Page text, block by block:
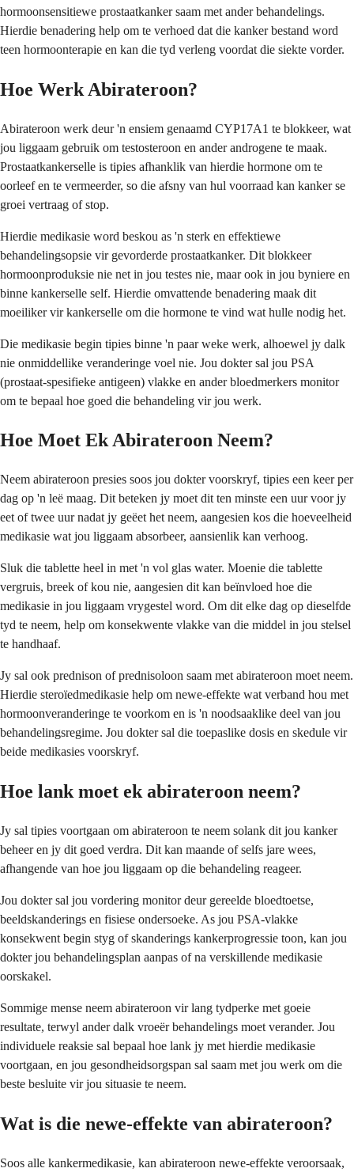
hormoonsensitiewe prostaatkanker saam met ander behandelings.
Hierdie benadering help om te verhoed dat die kanker bestand word
teen hormoonterapie en kan die tyd verleng voordat die siekte vorder.
Hoe Werk Abirateroon?
Abirateroon werk deur 'n ensiem genaamd CYP17A1 te blokkeer, wat
jou liggaam gebruik om testosteroon en ander androgene te maak.
Prostaatkankerselle is tipies afhanklik van hierdie hormone om te
oorleef en te vermeerder, so die afsny van hul voorraad kan kanker se
groei vertraag of stop.
Hierdie medikasie word beskou as 'n sterk en effektiewe
behandelingsopsie vir gevorderde prostaatkanker. Dit blokkeer
hormoonproduksie nie net in jou testes nie, maar ook in jou byniere en
binne kankerselle self. Hierdie omvattende benadering maak dit
moeiliker vir kankerselle om die hormone te vind wat hulle nodig het.
Die medikasie begin tipies binne 'n paar weke werk, alhoewel jy dalk
nie onmiddellike veranderinge voel nie. Jou dokter sal jou PSA
(prostaat-spesifieke antigeen) vlakke en ander bloedmerkers monitor
om te bepaal hoe goed die behandeling vir jou werk.
Hoe Moet Ek Abirateroon Neem?
Neem abirateroon presies soos jou dokter voorskryf, tipies een keer per
dag op 'n leë maag. Dit beteken jy moet dit ten minste een uur voor jy
eet of twee uur nadat jy geëet het neem, aangesien kos die hoeveelheid
medikasie wat jou liggaam absorbeer, aansienlik kan verhoog.
Sluk die tablette heel in met 'n vol glas water. Moenie die tablette
vergruis, breek of kou nie, aangesien dit kan beïnvloed hoe die
medikasie in jou liggaam vrygestel word. Om dit elke dag op dieselfde
tyd te neem, help om konsekwente vlakke van die middel in jou stelsel
te handhaaf.
Jy sal ook prednison of prednisoloon saam met abirateroon moet neem.
Hierdie steroïedmedikasie help om newe-effekte wat verband hou met
hormoonveranderinge te voorkom en is 'n noodsaaklike deel van jou
behandelingsregime. Jou dokter sal die toepaslike dosis en skedule vir
beide medikasies voorskryf.
Hoe lank moet ek abirateroon neem?
Jy sal tipies voortgaan om abirateroon te neem solank dit jou kanker
beheer en jy dit goed verdra. Dit kan maande of selfs jare wees,
afhangende van hoe jou liggaam op die behandeling reageer.
Jou dokter sal jou vordering monitor deur gereelde bloedtoetse,
beeldskanderings en fisiese ondersoeke. As jou PSA-vlakke
konsekwent begin styg of skanderings kankerprogressie toon, kan jou
dokter jou behandelingsplan aanpas of na verskillende medikasie
oorskakel.
Sommige mense neem abirateroon vir lang tydperke met goeie
resultate, terwyl ander dalk vroeër behandelings moet verander. Jou
individuele reaksie sal bepaal hoe lank jy met hierdie medikasie
voortgaan, en jou gesondheidsorgspan sal saam met jou werk om die
beste besluite vir jou situasie te neem.
Wat is die newe-effekte van abirateroon?
Soos alle kankermedikasie, kan abirateroon newe-effekte veroorsaak,